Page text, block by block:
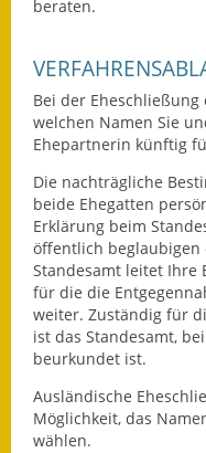
beraten.
Bei der
welchen Namen Sie
Ehepartnerin künftig
Die nachträgliche
beide Ehegatten
Erklärung beim
öffentlich beglaubigen
Standesamt leitet Ihre
für die die
weiter. Zuständig für
ist das Standesamt,
beurkundet ist.
Ausländische
Möglichkeit, das
wählen.